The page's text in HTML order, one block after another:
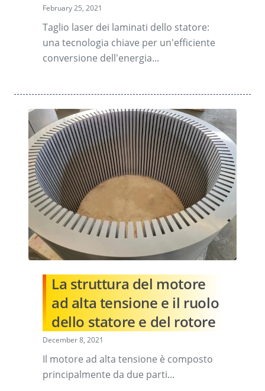
February 25, 2021
Taglio laser dei laminati dello statore:
una tecnologia chiave per un'efficiente
conversione dell'energia...
La struttura del motore
ad alta tensione e il ruolo
dello statore e del rotore
December 8, 2021
Il motore ad alta tensione è composto
principalmente da due parti...